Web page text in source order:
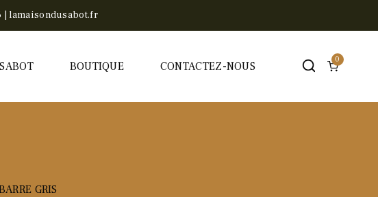
| lamaisondusabot.fr
BOUTIQUE CONTACTEZ-NOUS
0
GRIS